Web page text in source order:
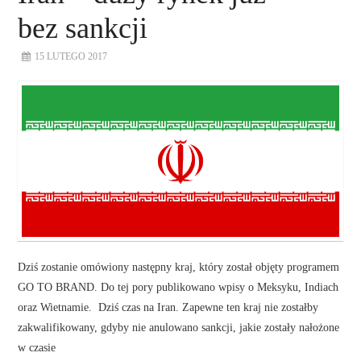
bez sankcji
15 LUTEGO 2017
Dziś zostanie omówiony następny kraj, który został objęty programem
GO TO BRAND. Do tej pory publikowano wpisy o Meksyku, Indiach
oraz Wietnamie. Dziś czas na Iran. Zapewne ten kraj nie zostałby
zakwalifikowany, gdyby nie anulowano sankcji, jakie zostały nałożone
w czasie